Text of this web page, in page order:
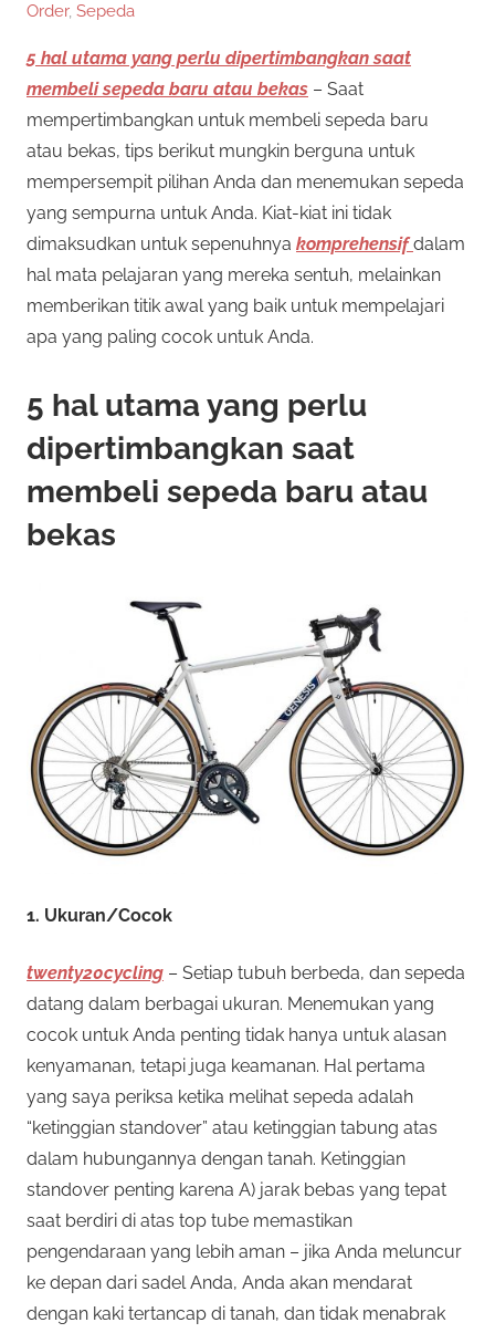
Order, Sepeda
5 hal utama yang perlu dipertimbangkan saat
membeli sepeda baru atau bekas – Saat
mempertimbangkan untuk membeli sepeda baru
atau bekas, tips berikut mungkin berguna untuk
mempersempit pilihan Anda dan menemukan sepeda
yang sempurna untuk Anda. Kiat-kiat ini tidak
dimaksudkan untuk sepenuhnya komprehensif dalam
hal mata pelajaran yang mereka sentuh, melainkan
memberikan titik awal yang baik untuk mempelajari
apa yang paling cocok untuk Anda.
5 hal utama yang perlu
dipertimbangkan saat
membeli sepeda baru atau
bekas
1. Ukuran/Cocok
twenty20cycling – Setiap tubuh berbeda, dan sepeda
datang dalam berbagai ukuran. Menemukan yang
cocok untuk Anda penting tidak hanya untuk alasan
kenyamanan, tetapi juga keamanan. Hal pertama
yang saya periksa ketika melihat sepeda adalah
“ketinggian standover” atau ketinggian tabung atas
dalam hubungannya dengan tanah. Ketinggian
standover penting karena A) jarak bebas yang tepat
saat berdiri di atas top tube memastikan
pengendaraan yang lebih aman – jika Anda meluncur
ke depan dari sadel Anda, Anda akan mendarat
dengan kaki tertancap di tanah, dan tidak menabrak